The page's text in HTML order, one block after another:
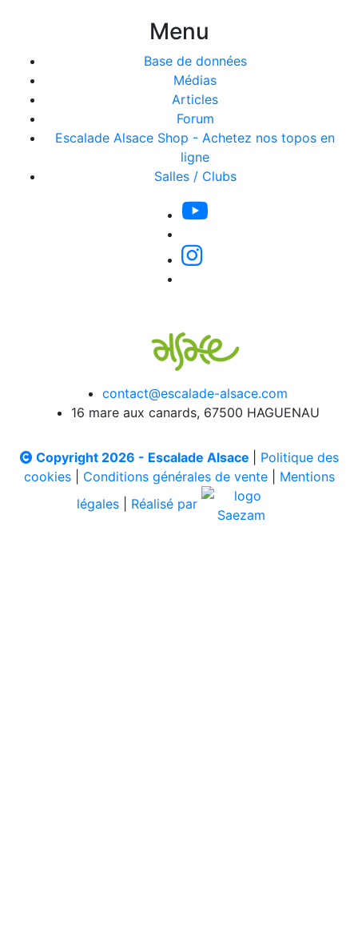
Menu
Base de données
Médias
Articles
Forum
Escalade Alsace Shop - Achetez nos topos en
ligne
Salles / Clubs
contact@escalade-alsace.com
16 mare aux canards, 67500 HAGUENAU
Copyright 2026 - Escalade Alsace
Politique des
cookies| Conditions générales de vente| Mentions
légales
Réalisé par